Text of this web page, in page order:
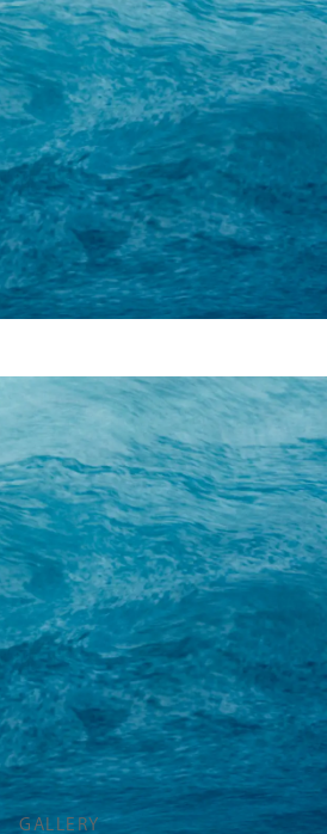
ホーム
株式会社ルンゴ
事業内容
お知らせ
お問い合わせ
GALLERY